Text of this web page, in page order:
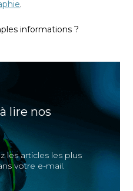
.
informations ?
lire nos
les articles les plus
votre e-mail.